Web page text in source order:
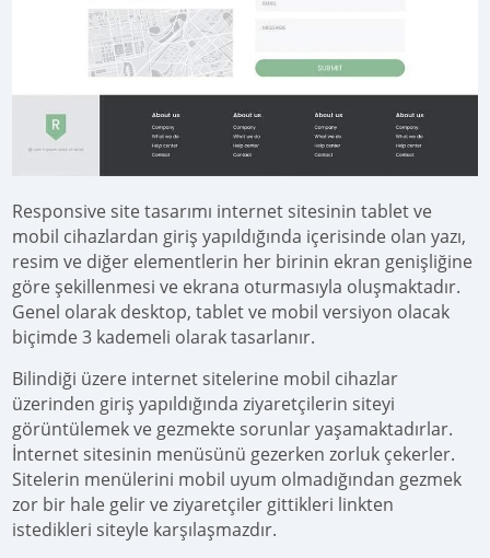
Responsive site tasarımı internet sitesinin tablet ve
mobil cihazlardan giriş yapıldığında içerisinde olan yazı,
resim ve diğer elementlerin her birinin ekran genişliğine
göre şekillenmesi ve ekrana oturmasıyla oluşmaktadır.
Genel olarak desktop, tablet ve mobil versiyon olacak
biçimde 3 kademeli olarak tasarlanır.
Bilindiği üzere internet sitelerine mobil cihazlar
üzerinden giriş yapıldığında ziyaretçilerin siteyi
görüntülemek ve gezmekte sorunlar yaşamaktadırlar.
İnternet sitesinin menüsünü gezerken zorluk çekerler.
Sitelerin menülerini mobil uyum olmadığından gezmek
zor bir hale gelir ve ziyaretçiler gittikleri linkten
istedikleri siteyle karşılaşmazdır.